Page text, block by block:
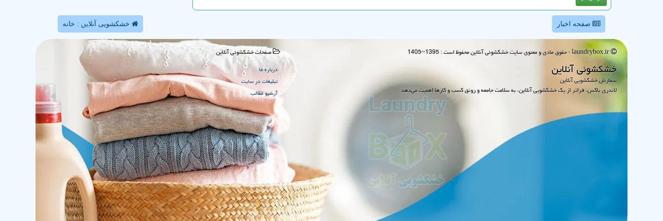
صفحه اخبار خشکشویی آنلاین : خانه
laundrybox.ir - حقوق مادی و معنوی سایت خشكشوئی آنلاین محفوظ است : 1395~1405
خشكشوئی آنلاین
سفارش خشکشویی آنلاین
لاندری باکس، فراتر از یک خشکشویی آنلاین، به سلامت جامعه و رونق کسب و کارها اهمیت می‌دهد
صفحات خشكشوئی آنلاین
درباره ما
تبلیغات در سایت
آرشیو مطالب